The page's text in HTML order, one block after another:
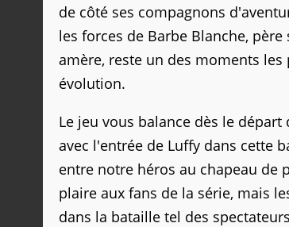
de côté ses compagnons
les forces de Barbe Blanche,
amère, reste un des moments
évolution.
Le jeu vous balance dès le
avec l'entrée de Luffy dans cette
entre notre héros au chapeau de
plaire aux fans de la série, mais
dans la bataille tel des